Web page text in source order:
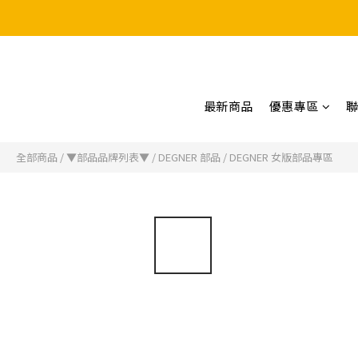
最新商品 優惠專區
全部商品 /▼部品品牌列表▼ / DEGNER 部品 / DEGNER 女版部品專區